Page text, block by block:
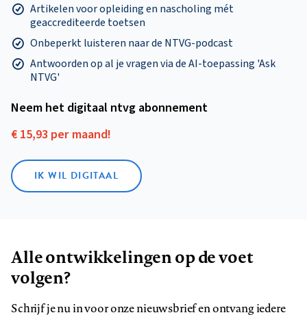
Artikelen voor opleiding en nascholing mét
geaccrediteerde toetsen
Onbeperkt luisteren naar de NTVG-podcast
Antwoorden op al je vragen via de AI-toepassing 'Ask
NTVG'
Neem het digitaal ntvg abonnement
€ 15,93 per maand!
IK WIL DIGITAAL
Alle ontwikkelingen op de voet
volgen?
Schrijf je nu in voor onze nieuwsbrief en ontvang iedere